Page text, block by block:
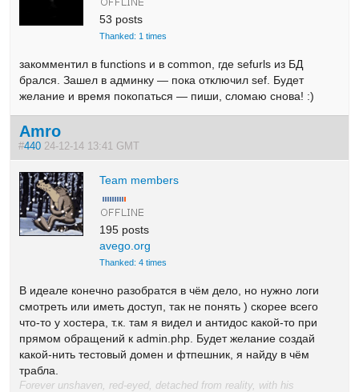
53 posts
Thanked: 1 times
закомментил в functions и в common, где sefurls из БД
брался. Зашел в админку — пока отключил sef. Будет
желание и время покопаться — пиши, сломаю снова! :)
Amro
#440 24-12-14 13:41 GMT
Team members
195 posts
avego.org
Thanked: 4 times
В идеале конечно разобратся в чём дело, но нужно логи
смотреть или иметь доступ, так не понять ) скорее всего
что-то у хостера, т.к. там я видел и антидос какой-то при
прямом обращений к admin.php. Будет желание создай
какой-нить тестовый домен и фтпешник, я найду в чём
трабла.
Forever unshaven, red-eyed, detached from reality, with his